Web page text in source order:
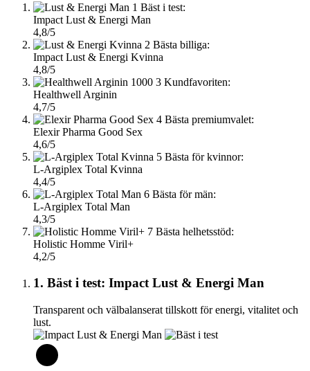
1 Bäst i test:
Impact Lust & Energi Man
4,8/5
2 Bästa billiga:
Impact Lust & Energi Kvinna
4,8/5
3 Kundfavoriten:
Healthwell Arginin
4,7/5
4 Bästa premiumvalet:
Elexir Pharma Good Sex
4,6/5
5 Bästa för kvinnor:
L-Argiplex Total Kvinna
4,4/5
6 Bästa för män:
L-Argiplex Total Man
4,3/5
7 Bästa helhetsstöd:
Holistic Homme Viril+
4,2/5
1. Bäst i test: Impact Lust & Energi Man
Transparent och välbalanserat tillskott för energi, vitalitet och
lust.